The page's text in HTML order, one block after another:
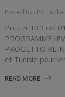
Posted By : PST Sicilia
Prot. n. 139 del
PROGRAMME
PROGETTO
et Tunisie pour
READ MORE